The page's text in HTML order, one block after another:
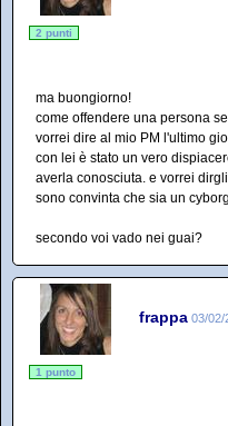
2 punti
ma buongiorno!
come offendere una persona
vorrei dire al mio PM l'ultimo
con lei è stato un vero
averla conosciuta. e vorrei
sono convinta che sia un
secondo voi vado nei guai?
frappa 03/02/
1 punto